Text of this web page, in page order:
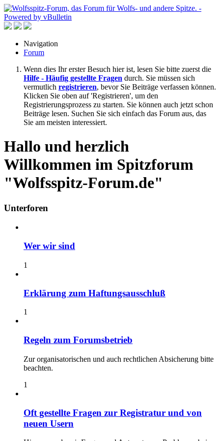
Navigation
Forum
Wenn dies Ihr erster Besuch hier ist, lesen Sie bitte zuerst die
Hilfe - Häufig gestellte Fragen durch. Sie müssen sich
vermutlich registrieren, bevor Sie Beiträge verfassen können.
Klicken Sie oben auf 'Registrieren', um den
Registrierungsprozess zu starten. Sie können auch jetzt schon
Beiträge lesen. Suchen Sie sich einfach das Forum aus, das
Sie am meisten interessiert.
Hallo und herzlich
Willkommen im Spitzforum
"Wolfsspitz-Forum.de"
Unterforen
Wer wir sind
1
Erklärung zum Haftungsausschluß
1
Regeln zum Forumsbetrieb
Zur organisatorischen und auch rechtlichen Absicherung bitte
beachten.
1
Oft gestellte Fragen zur Registratur und von
neuen Usern